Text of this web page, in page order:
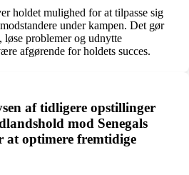
holdet mulighed for at tilpasse sig
under kampen. Det gør
problemer og udnytte
afgørende for holdets succes.
af tidligere opstillinger
mod Senegals
optimere fremtidige